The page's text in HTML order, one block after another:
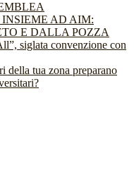
AD AIM:
E DALLA POZZA
siglata convenzione con
della tua zona preparano